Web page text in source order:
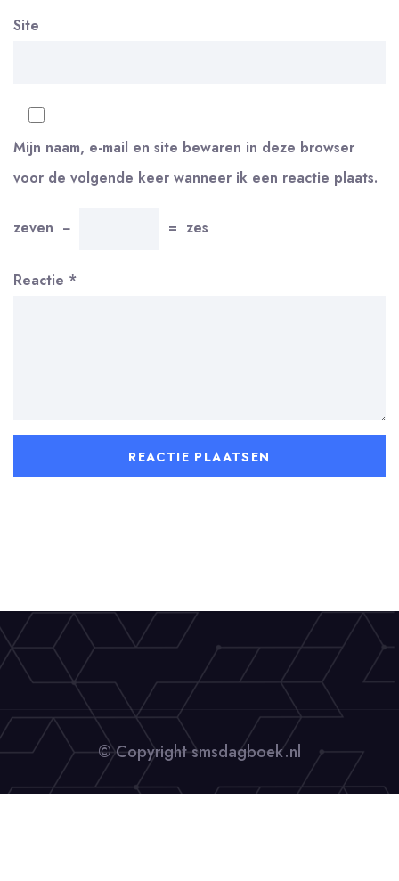
Site
Mijn naam, e-mail en site bewaren in deze browser
voor de volgende keer wanneer ik een reactie plaats.
zeven − = zes
Reactie *
© Copyright smsdagboek.nl